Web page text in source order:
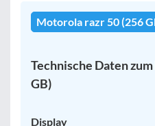
Filter zurücksetzen
Motorola razr 50 (256
Technische Daten
GB)
Display